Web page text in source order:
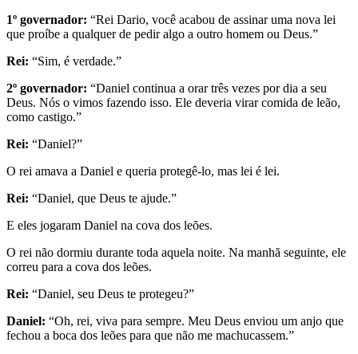
1º governador: “Rei Dario, você acabou de assinar uma nova lei
que proíbe a qualquer de pedir algo a outro homem ou Deus.”
Rei: “Sim, é verdade.”
2º governador: “Daniel continua a orar três vezes por dia a seu
Deus. Nós o vimos fazendo isso. Ele deveria virar comida de leão,
como castigo.”
Rei: “Daniel?”
O rei amava a Daniel e queria protegê-lo, mas lei é lei.
Rei: “Daniel, que Deus te ajude.”
E eles jogaram Daniel na cova dos leões.
O rei não dormiu durante toda aquela noite. Na manhã seguinte, ele
correu para a cova dos leões.
Rei: “Daniel, seu Deus te protegeu?”
Daniel: “Oh, rei, viva para sempre. Meu Deus enviou um anjo que
fechou a boca dos leões para que não me machucassem.”